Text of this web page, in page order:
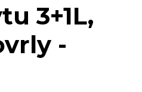
3+1L,
-